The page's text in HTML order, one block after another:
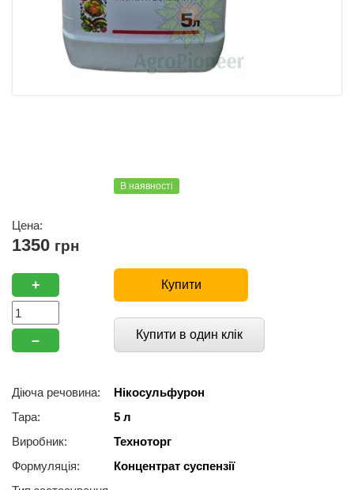
В наявності
Цена:
1350 грн
+
–
Купити
Купити в один клік
Діюча речовина:
Нікосульфурон
Тара:
5 л
Виробник:
Техноторг
Формуляція:
Концентрат суспензії